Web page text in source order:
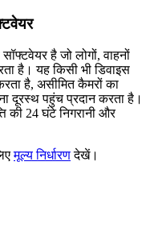
है जो लोगों, वाहनों
है। यह किसी भी डिवाइस
है, असीमित कैमरों का
दूरस्थ पहुंच प्रदान करता है।
की 24 घंटे निगरानी और
मूल्य निर्धारणदेखें।